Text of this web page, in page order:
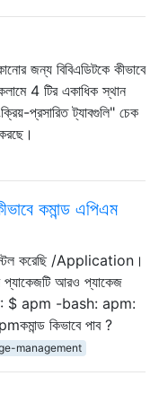
জন্য বিবিএডিটকে কীভাবে
4 টির একাধিক স্থান
প্রসারিত ট্যাবগুলি" চেক
কমান্ড এপিএম
করেছি /Application।
আরও প্যাকেজ
$ apm -bash: apm:
কিভাবে পাব ?
management